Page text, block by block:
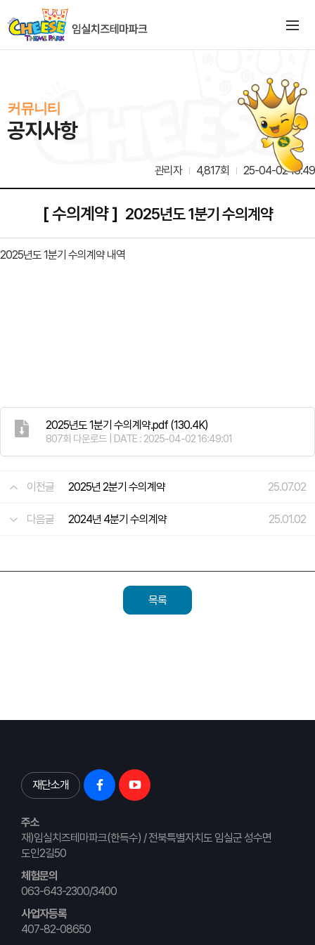
커뮤니티
공지사항
관리자 4,817회 25-04-02 16:49
[ 수의계약 ] 2025년도 1분기 수의계약
2025년도 1분기 수의계약 내역
2025년도 1분기 수의계약.pdf (130.4K)
807회 다운로드 | DATE : 2025-04-02 16:49:01
이전글 2025년 2분기 수의계약 25.07.02
다음글 2024년 4분기 수의계약 25.01.02
목록
재단소개
주소
재)임실치즈테마파크(한득수) / 전북특별자치도 임실군 성수면
도인2길50
체험문의
063-643-2300/3400
사업자등록
407-82-08650